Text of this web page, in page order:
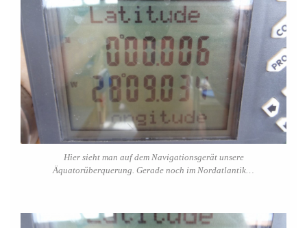
Hier sieht man auf dem Navigationsgerät unsere
Äquatorüberquerung. Gerade noch im Nordatlantik…